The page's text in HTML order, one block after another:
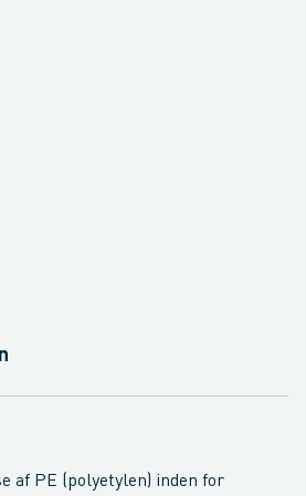
af PE (polyetylen) inden for